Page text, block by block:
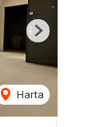
Harta
Next